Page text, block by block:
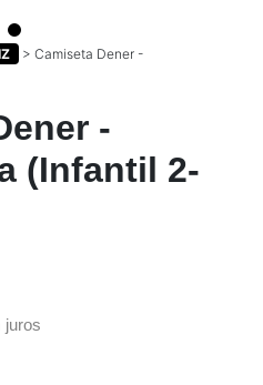
> Camiseta Dener -
-
(Infantil 2-
juros